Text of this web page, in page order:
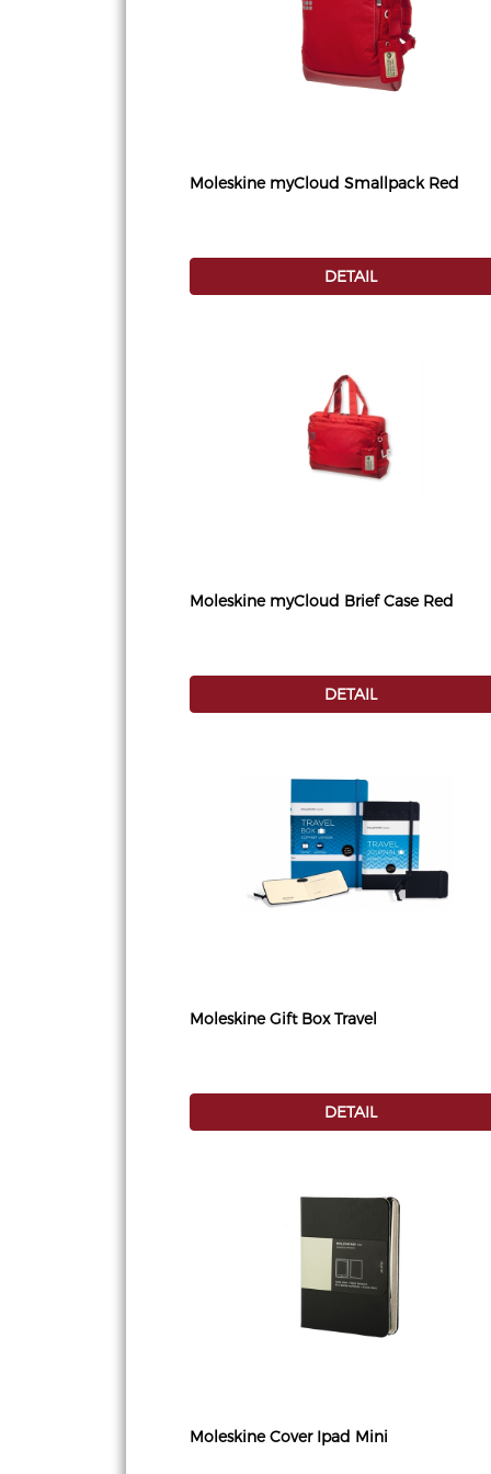
Moleskine myCloud Smallpack Red
DETAIL
Moleskine myCloud Brief Case Red
DETAIL
Moleskine Gift Box Travel
DETAIL
Moleskine Cover Ipad Mini